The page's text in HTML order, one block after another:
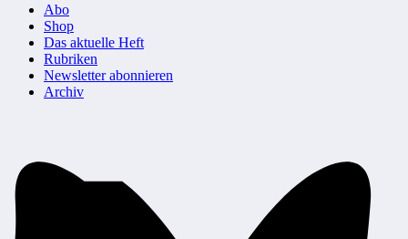
Abo
Shop
Das aktuelle Heft
Rubriken
Newsletter abonnieren
Archiv